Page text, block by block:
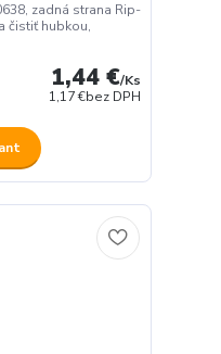
zadná strana Rip-
čistiť hubkou,
1,44 €/Ks
1,17 €bez DPH